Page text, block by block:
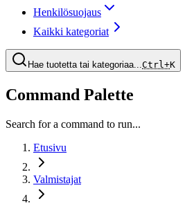
Henkilösuojaus
Kaikki kategoriat
Hae tuotetta tai kategoriaa...Ctrl+K
Command Palette
Search for a command to run...
Etusivu
Valmistajat